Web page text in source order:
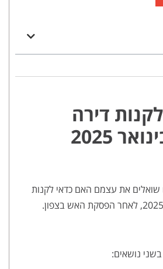
דירה
2025
את עצמם האם כדאי לקנות
נושאים: